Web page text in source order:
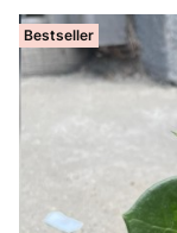
Bestseller